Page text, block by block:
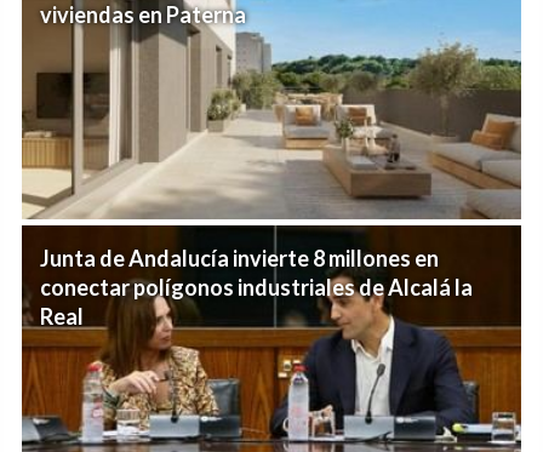
viviendas en Paterna
Junta de Andalucía invierte 8 millones en
conectar polígonos industriales de Alcalá la
Real